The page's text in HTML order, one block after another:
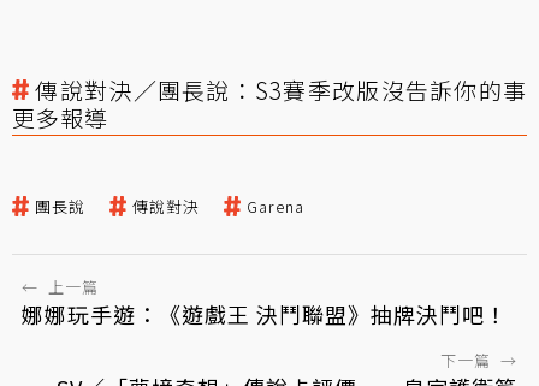
傳說對決／團長說：S3賽季改版沒告訴你的事
更多報導
團長說 傳說對決 Garena
← 上一篇
娜娜玩手遊：《遊戲王 決鬥聯盟》抽牌決鬥吧！
下一篇 →